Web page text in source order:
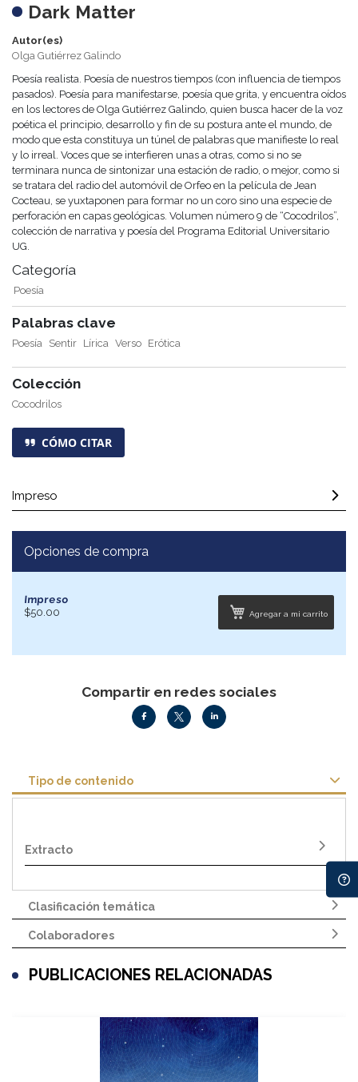
Dark Matter
Autor(es)
Olga Gutiérrez Galindo
Poesía realista. Poesía de nuestros tiempos (con influencia de tiempos
pasados). Poesía para manifestarse, poesía que grita, y encuentra oídos
en los lectores de Olga Gutiérrez Galindo, quien busca hacer de la voz
poética el principio, desarrollo y fin de su postura ante el mundo, de
modo que esta constituya un túnel de palabras que manifieste lo real
y lo irreal. Voces que se interfieren unas a otras, como si no se
terminara nunca de sintonizar una estación de radio, o mejor, como si
se tratara del radio del automóvil de Orfeo en la película de Jean
Cocteau, se yuxtaponen para formar no un coro sino una especie de
perforación en capas geológicas. Volumen número 9 de “Cocodrilos”,
colección de narrativa y poesía del Programa Editorial Universitario
UG.
Categoría
Poesía
Palabras clave
Poesía Sentir Lírica Verso Erótica
Colección
Cocodrilos
CÓMO CITAR
Impreso
Opciones de compra
Impreso
$50.00
Agregar a mi carrito
Compartir en redes sociales
Tipo de contenido
Extracto
Clasificación temática
Colaboradores
PUBLICACIONES RELACIONADAS